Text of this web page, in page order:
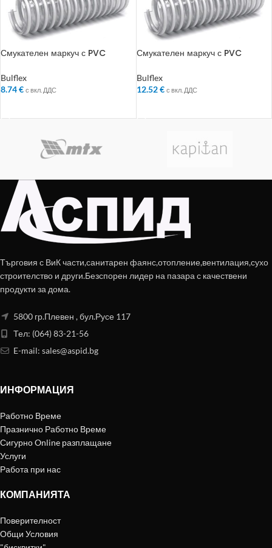
Смукателен маркуч с PVC
Bulflex
8.74€ с вкл. ДДС
Смукателен маркуч с PVC
Bulflex
12.52€ с вкл. ДДС
Търговия с ВиК части,санитарен фаянс,отопление,вентилация,сухо
строителство и други.Безспорен лидер на пазара с качествени
продукти за дома.
5800 гр.Плевен , бул.Русе 117
Тел: (064) 83-21-56
E-mail: sales@aspid.bg
ИНФОРМАЦИЯ
Работно Време
Празнично Работно Време
Сигурно Online разплащане
Услуги
Работа при нас
КОМПАНИЯТА
Поверителност
Общи Условия